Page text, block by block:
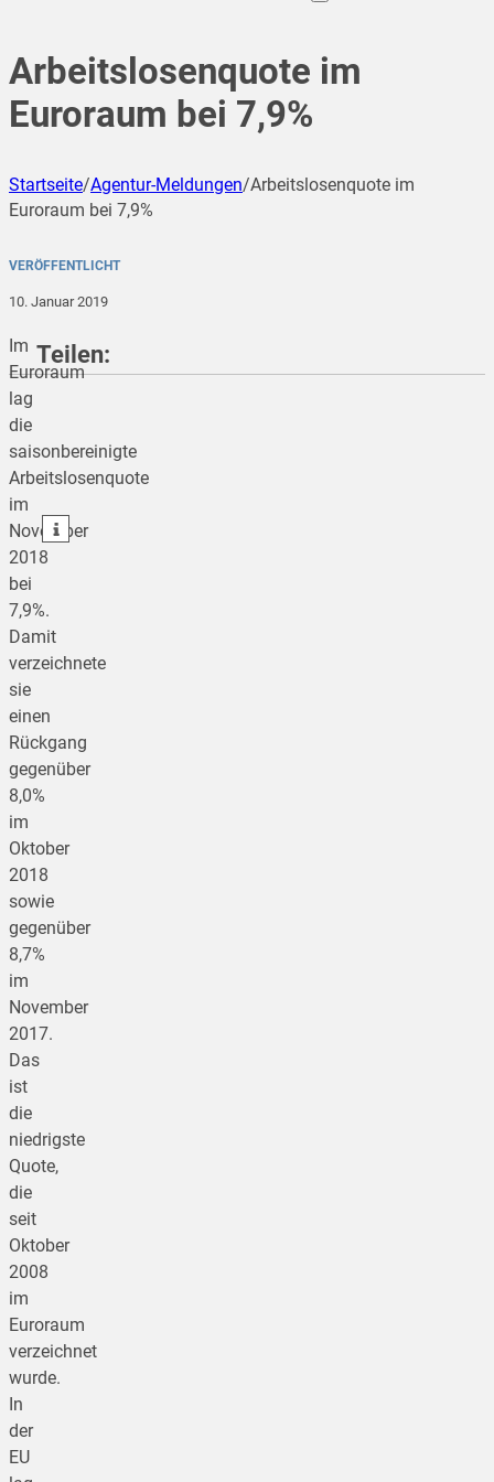
Arbeitslosenquote im
Euroraum bei 7,9%
Startseite/Agentur-Meldungen/Arbeitslosenquote im
Euroraum bei 7,9%
VERÖFFENTLICHT
10. Januar 2019
Im
Euroraum
lag
die
saisonbereinigte
Arbeitslosenquote
im
November
2018
bei
7,9%.
Damit
verzeichnete
sie
einen
Rückgang
gegenüber
8,0%
im
Oktober
2018
sowie
gegenüber
8,7%
im
November
2017.
Das
ist
die
niedrigste
Quote,
die
seit
Oktober
2008
im
Euroraum
verzeichnet
wurde.
In
der
EU
Teilen:
teilen
teilen
teilen